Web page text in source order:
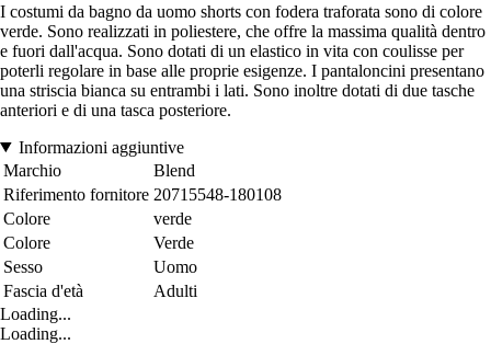
I costumi da bagno da uomo shorts con fodera traforata sono di colore
verde. Sono realizzati in poliestere, che offre la massima qualità dentro
e fuori dall'acqua. Sono dotati di un elastico in vita con coulisse per
poterli regolare in base alle proprie esigenze. I pantaloncini presentano
una striscia bianca su entrambi i lati. Sono inoltre dotati di due tasche
anteriori e di una tasca posteriore.
Informazioni aggiuntive
Marchio
Blend
Riferimento fornitore 20715548-180108
Colore
verde
Colore
Verde
Sesso
Uomo
Fascia d'età
Adulti
Loading...
Loading...